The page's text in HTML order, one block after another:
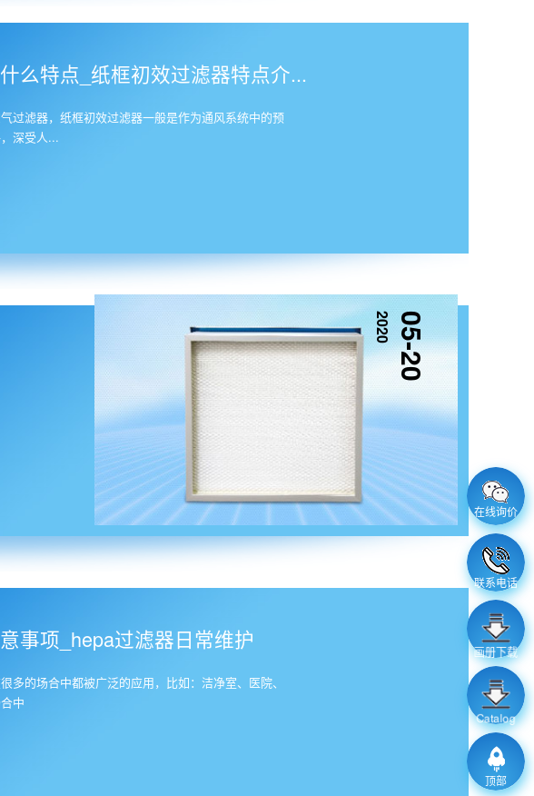
在线询价
联系电话
画册下载
Catalog
顶部
么特点_纸框初效过滤器特点介...
过滤器，纸框初效过滤器一般是作为通风系统中的预
深受人...
05-20
2020
事项_hepa过滤器日常维护
多的场合中都被广泛的应用，比如：洁净室、医院、
中